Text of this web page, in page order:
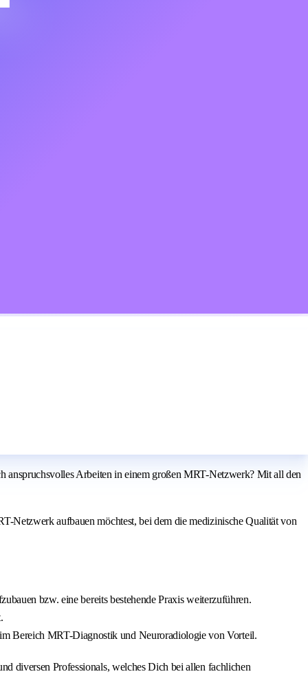
Arbeiten in einem großen MRT-Netzwerk? Mit all den
Netzwerk aufbauen möchtest, bei dem die medizinische Qualität von
bzw. eine bereits bestehende Praxis weiterzuführen.
Bereich MRT-Diagnostik und Neuroradiologie von Vorteil.
diversen Professionals, welches Dich bei allen fachlichen